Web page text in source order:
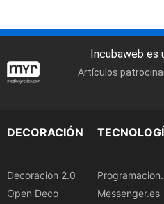
Incubaweb es
Artículos
DECORACIÓN
Decoracion 2.0
Open Deco
Messenger.es